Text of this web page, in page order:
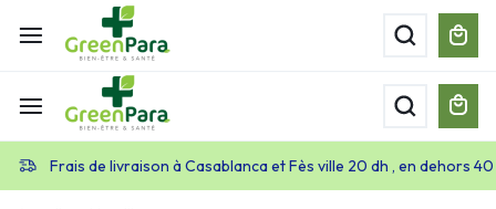
Frais de livraison à Casablanca et Fès ville 20 dh , en dehors